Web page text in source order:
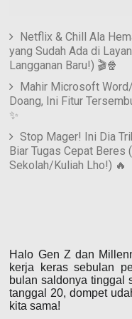
Netflix & Chill Ala
yang Sudah Ada di
Langganan Baru!) 🎬🍿
Mahir Microsoft
Doang, Ini Fitur
✨
Stop Mager! Ini Dia
Biar Tugas Cepat Beres
Sekolah/Kuliah Lho!) 🔥
Halo Gen Z dan
kerja keras sebulan
bulan saldonya tinggal
tanggal 20, dompet
kita sama!